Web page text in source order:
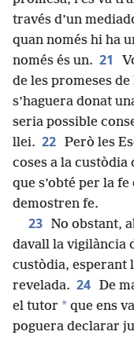
través d’un
quan només hi ha
només és un. 21
de les promeses
s’haguera donat
seria possible
llei. 22 Però les
coses a la custòdia
que s’obté per la
demostren fe.
23 No obstant,
davall la vigilància
custòdia, esperant
revelada. 24 De
el tutor * que ens
poguera declarar